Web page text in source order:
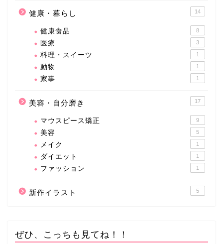
健康・暮らし 14
健康食品 8
医療 3
料理・スイーツ 1
動物 1
家事 1
美容・自分磨き 17
マウスピース矯正 9
美容 5
メイク 1
ダイエット 1
ファッション 1
新作イラスト 5
ぜひ、こっちも見てね！！